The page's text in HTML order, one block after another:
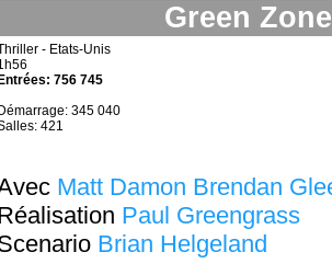
Green Zone
- Etats-Unis
Entrées: 756 745
Démarrage: 345 040
421
Matt Damon Brendan
Paul Greengrass
Brian Helgeland